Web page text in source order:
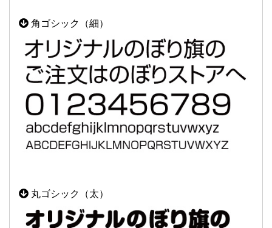
角ゴシック（細）
丸ゴシック（太）